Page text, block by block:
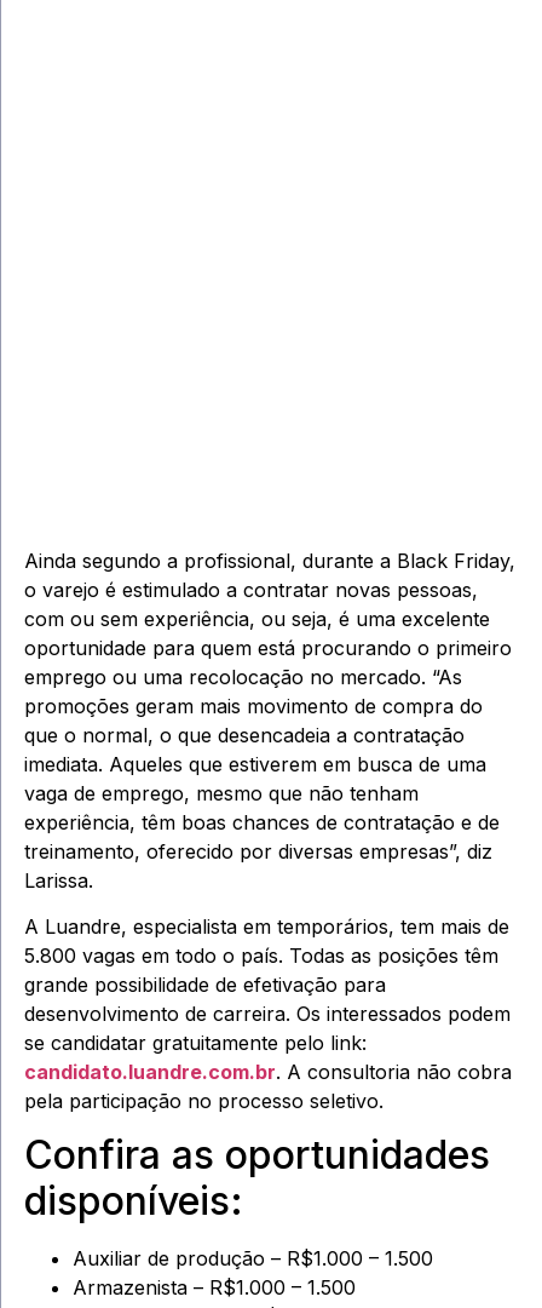
Ainda segundo a profissional, durante a Black Friday,
o varejo é estimulado a contratar novas pessoas,
com ou sem experiência, ou seja, é uma excelente
oportunidade para quem está procurando o primeiro
emprego ou uma recolocação no mercado. “As
promoções geram mais movimento de compra do
que o normal, o que desencadeia a contratação
imediata. Aqueles que estiverem em busca de uma
vaga de emprego, mesmo que não tenham
experiência, têm boas chances de contratação e de
treinamento, oferecido por diversas empresas”, diz
Larissa.
A Luandre, especialista em temporários, tem mais de
5.800 vagas em todo o país. Todas as posições têm
grande possibilidade de efetivação para
desenvolvimento de carreira. Os interessados podem
se candidatar gratuitamente pelo link:
candidato.luandre.com.br. A consultoria não cobra
pela participação no processo seletivo.
Confira as oportunidades
disponíveis:
Auxiliar de produção – R$1.000 – 1.500
Armazenista – R$1.000 – 1.500